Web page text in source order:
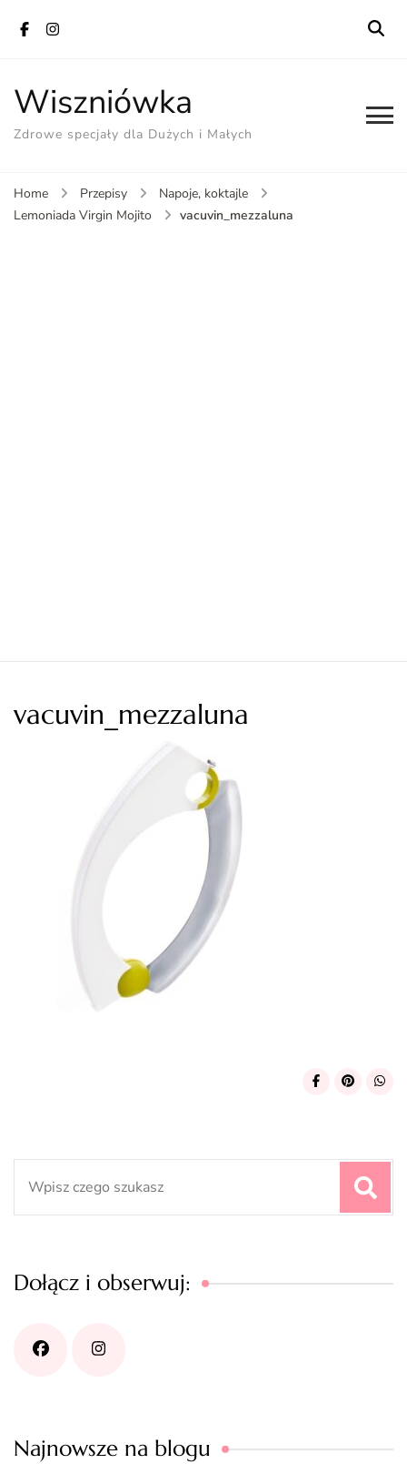
Wiszniówka
Zdrowe specjały dla Dużych i Małych
Home Przepisy
Napoje, koktajle
Lemoniada Virgin Mojito
vacuvin_mezzaluna
vacuvin_mezzaluna
Dołącz i obserwuj:
Najnowsze na blogu